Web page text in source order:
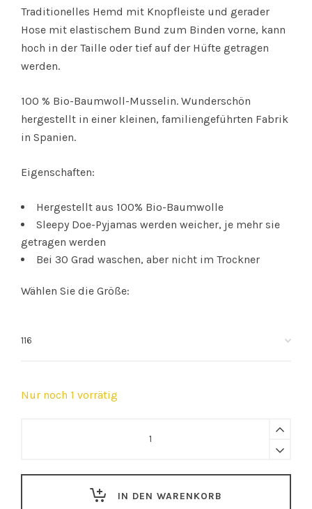
Traditionelles Hemd mit Knopfleiste und gerader
Hose mit elastischem Bund zum Binden vorne, kann
hoch in der Taille oder tief auf der Hüfte getragen
werden.
100 % Bio-Baumwoll-Musselin. Wunderschön
hergestellt in einer kleinen, familiengeführten Fabrik
in Spanien.
Eigenschaften:
Hergestellt aus 100% Bio-Baumwolle
Sleepy Doe-Pyjamas werden weicher, je mehr sie
getragen werden
Bei 30 Grad waschen, aber nicht im Trockner
Wählen Sie die Größe:
Nur noch 1 vorrätig
IN DEN WARENKORB